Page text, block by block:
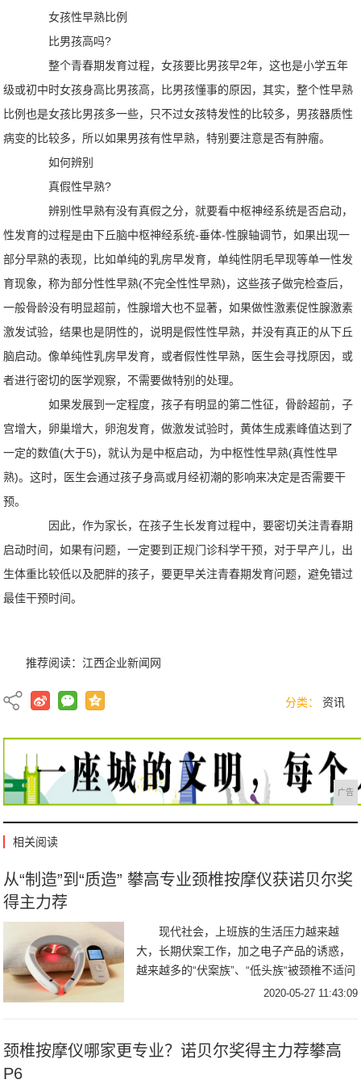
女孩性早熟比例
比男孩高吗?
整个青春期发育过程，女孩要比男孩早2年，这也是小学五年
级或初中时女孩身高比男孩高，比男孩懂事的原因，其实，整个性早熟
比例也是女孩比男孩多一些，只不过女孩特发性的比较多，男孩器质性
病变的比较多，所以如果男孩有性早熟，特别要注意是否有肿瘤。
如何辨别
真假性早熟?
辨别性早熟有没有真假之分，就要看中枢神经系统是否启动，
性发育的过程是由下丘脑中枢神经系统-垂体-性腺轴调节，如果出现一
部分早熟的表现，比如单纯的乳房早发育，单纯性阴毛早现等单一性发
育现象，称为部分性性早熟(不完全性性早熟)，这些孩子做完检查后，
一般骨龄没有明显超前，性腺增大也不显著，如果做性激素促性腺激素
激发试验，结果也是阴性的，说明是假性性早熟，并没有真正的从下丘
脑启动。像单纯性乳房早发育，或者假性性早熟，医生会寻找原因，或
者进行密切的医学观察，不需要做特别的处理。
如果发展到一定程度，孩子有明显的第二性征，骨龄超前，子
宫增大，卵巢增大，卵泡发育，做激发试验时，黄体生成素峰值达到了
一定的数值(大于5)，就认为是中枢启动，为中枢性性早熟(真性性早
熟)。这时，医生会通过孩子身高或月经初潮的影响来决定是否需要干
预。
因此，作为家长，在孩子生长发育过程中，要密切关注青春期
启动时间，如果有问题，一定要到正规门诊科学干预，对于早产儿，出
生体重比较低以及肥胖的孩子，要更早关注青春期发育问题，避免错过
最佳干预时间。
推荐阅读：江西企业新闻网
分类： 资讯
广告
相关阅读
从“制造”到“质造” 攀高专业颈椎按摩仪获诺贝尔奖
得主力荐
现代社会，上班族的生活压力越来越
大，长期伏案工作，加之电子产品的诱惑，
越来越多的“伏案族”、“低头族“被颈椎不适问
题所困扰。据央视网调查统计显示：北京白
2020-05-27 11:43:09
颈椎按摩仪哪家更专业？诺贝尔奖得主力荐攀高
P6